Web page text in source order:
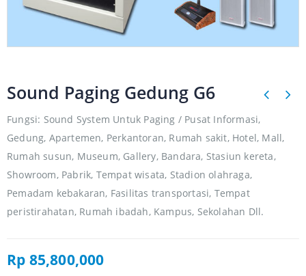
Sound Paging Gedung G6
Fungsi: Sound System Untuk Paging / Pusat Informasi,
Gedung, Apartemen, Perkantoran, Rumah sakit, Hotel, Mall,
Rumah susun, Museum, Gallery, Bandara, Stasiun kereta,
Showroom, Pabrik, Tempat wisata, Stadion olahraga,
Pemadam kebakaran, Fasilitas transportasi, Tempat
peristirahatan, Rumah ibadah, Kampus, Sekolahan Dll.
Rp 85,800,000